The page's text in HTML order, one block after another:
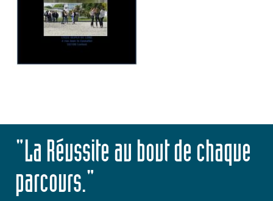
"La Réussite au bout de chaque
parcours."